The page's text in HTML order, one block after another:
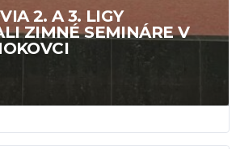
2. A 3. LIGY
ZIMNÉ SEMINÁRE V